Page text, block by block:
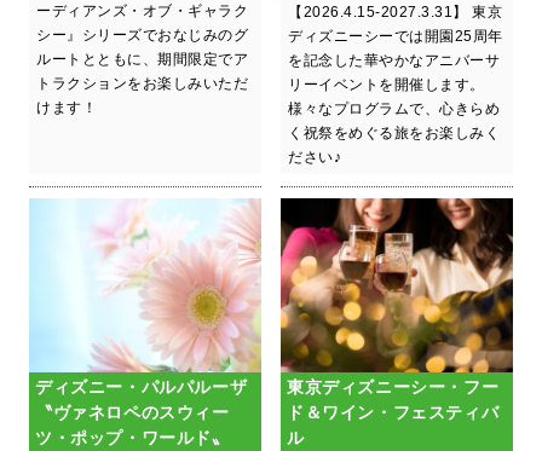
ーディアンズ・オブ・ギャラク
シー』シリーズでおなじみのグ
ルートとともに、期間限定でア
トラクションをお楽しみいただ
けます！
【2026.4.15-2027.3.31】 東京
ディズニーシーでは開園25周年
を記念した華やかなアニバーサ
リーイベントを開催します。
様々なプログラムで、心きらめ
く祝祭をめぐる旅をお楽しみく
ださい♪
ディズニー・パルパルーザ
〝ヴァネロペのスウィー
ツ・ポップ・ワールド〟
東京ディズニーシー・フー
ド＆ワイン・フェスティバ
ル